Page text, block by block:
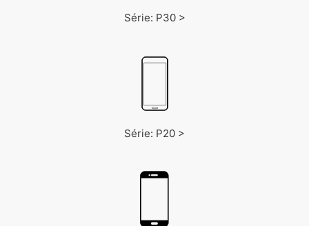
Série: P30 >
Série: P20 >